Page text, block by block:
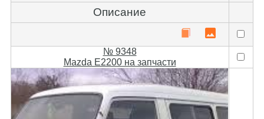
Описание
№ 9348
Mazda Е2200 на запчасти